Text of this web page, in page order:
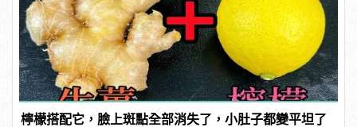
檸檬搭配它，臉上斑點全部消失了，小肚子都變平坦了